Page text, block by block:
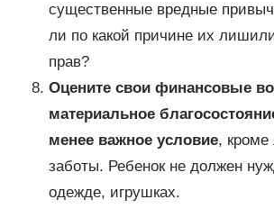
существенные вредные
ли по какой причине их
прав?
Оцените свои финансовые
материальное
менее важное условие,
заботы. Ребенок не должен
одежде, игрушках.